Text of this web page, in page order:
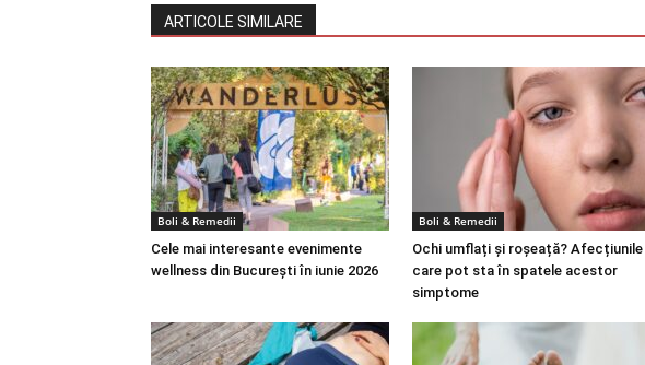
ARTICOLE SIMILARE
Boli & Remedii
Cele mai interesante evenimente
wellness din București în iunie 2026
Boli & Remedii
Ochi umflați și roșeață? Afecțiunile
care pot sta în spatele acestor
simptome